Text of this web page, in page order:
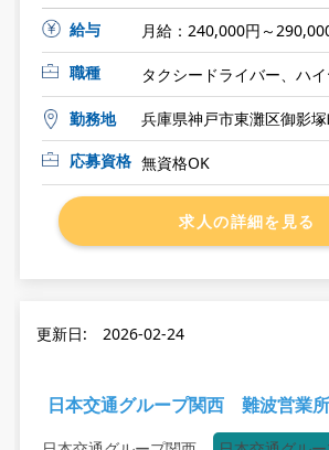
給与
月給：240,000円～
職種
タクシードライバー、ハ
勤務地
兵庫県神戸市東灘区御影
応募資格 無資格OK
求人の詳細を見る
更新日: 2026-02-24
日本交通グループ関西 難波営業所